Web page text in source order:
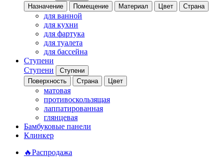
Назначение
Помещение Материал Цвет Страна
для ванной
для кухни
для фартука
для туалета
для бассейна
Ступени
Ступени
Ступени
Поверхность
Страна Цвет
матовая
противоскользящая
лаппатированная
глянцевая
Бамбуковые панели
Клинкер
🔥Распродажа